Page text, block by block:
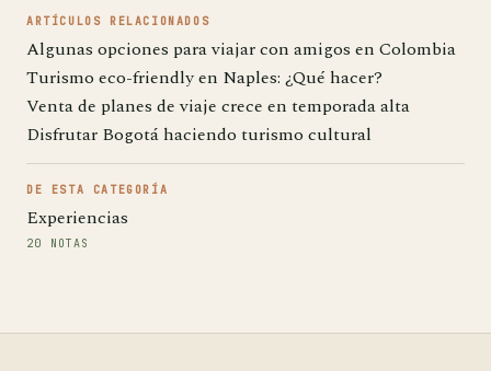
ARTÍCULOS RELACIONADOS
Algunas opciones para viajar con amigos en Colombia
Turismo eco-friendly en Naples: ¿Qué hacer?
Venta de planes de viaje crece en temporada alta
Disfrutar Bogotá haciendo turismo cultural
DE ESTA CATEGORÍA
Experiencias
20 NOTAS